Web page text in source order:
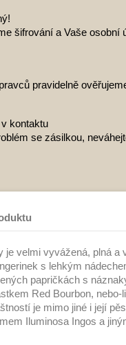
šifrování a Vaše osobní
pravidelně
kontaktu
se zásilkou,
je velmi vyvážená, plná a
s lehkým
papričkách s
Red Bourbon, nebo-
je mimo jiné i její
Iluminosa Ingos a